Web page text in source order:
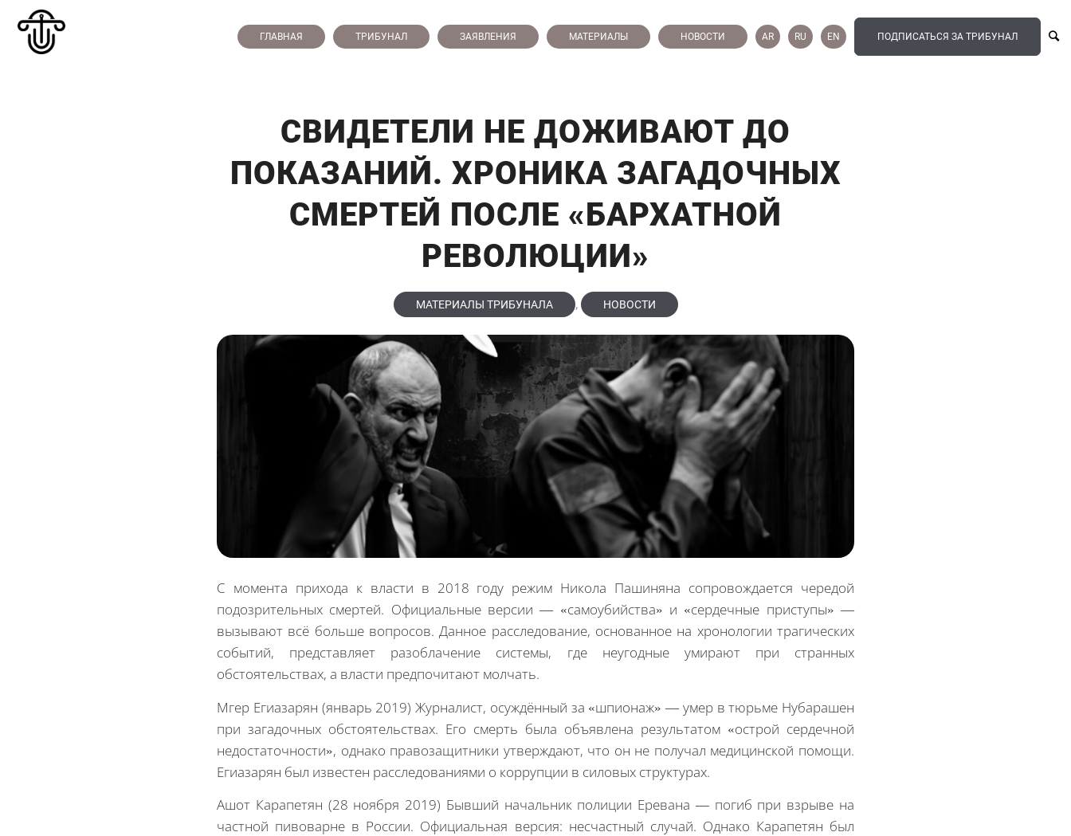
ГЛАВНАЯ ТРИБУНАЛ ЗАЯВЛЕНИЯ МАТЕРИАЛЫ НОВОСТИ AR RU EN ПОДПИСАТЬСЯ ЗА ТРИБУНАЛ
СВИДЕТЕЛИ НЕ ДОЖИВАЮТ ДО
ПОКАЗАНИЙ. ХРОНИКА ЗАГАДОЧНЫХ
СМЕРТЕЙ ПОСЛЕ «БАРХАТНОЙ
РЕВОЛЮЦИИ»
МАТЕРИАЛЫ ТРИБУНАЛА , НОВОСТИ
С момента прихода к власти в 2018 году режим Никола Пашиняна сопровождается чередой
подозрительных смертей. Официальные версии — «самоубийства» и «сердечные приступы» —
вызывают всё больше вопросов. Данное расследование, основанное на хронологии трагических
событий, представляет разоблачение системы, где неугодные умирают при странных
обстоятельствах, а власти предпочитают молчать.
Мгер Егиазарян (январь 2019) Журналист, осуждённый за «шпионаж» — умер в тюрьме Нубарашен
при загадочных обстоятельствах. Его смерть была объявлена результатом «острой сердечной
недостаточности», однако правозащитники утверждают, что он не получал медицинской помощи.
Егиазарян был известен расследованиями о коррупции в силовых структурах.
Ашот Карапетян (28 ноября 2019) Бывший начальник полиции Еревана — погиб при взрыве на
частной пивоварне в России. Официальная версия: несчастный случай. Однако Карапетян был